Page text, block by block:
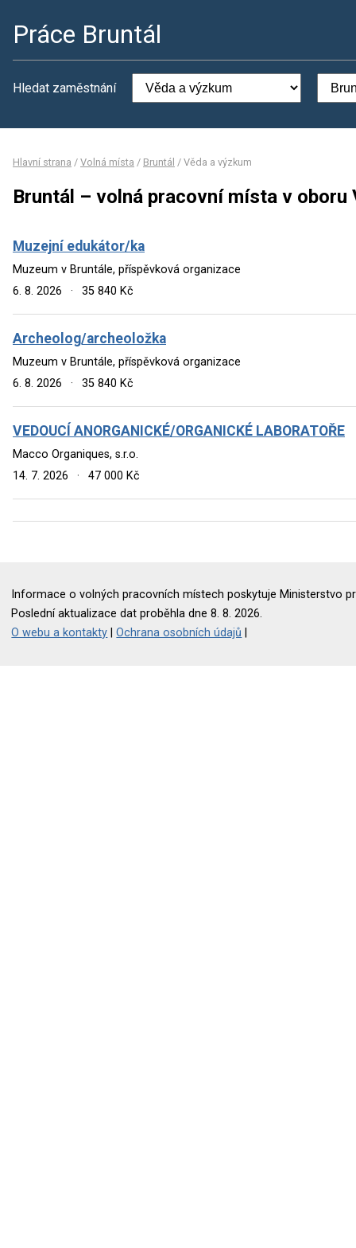
Práce Bruntál
Hledat zaměstnání
Hlavní strana / Volná místa / Bruntál / Věda a výzkum
Bruntál – volná pracovní místa v oboru
Muzejní edukátor/ka
Muzeum v Bruntále, příspěvková organizace
6. 8. 2026
· 35 840 Kč
Archeolog/archeoložka
Muzeum v Bruntále, příspěvková organizace
6. 8. 2026
· 35 840 Kč
VEDOUCÍ ANORGANICKÉ/ORGANICKÉ LABORATOŘE
Macco Organiques, s.r.o.
14. 7. 2026
· 47 000 Kč
Informace o volných pracovních místech poskytuje Ministerstvo
Poslední aktualizace dat proběhla dne 8. 8. 2026.
O webu a kontakty |Ochrana osobních údajů